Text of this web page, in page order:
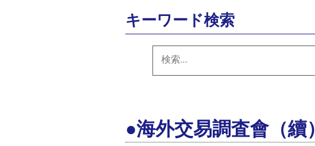
キーワード検索
索:
●海外交易調査會（續）